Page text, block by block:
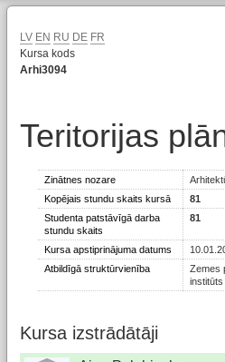
LV EN RU DE FR
Kursa kods
Arhi3094
Teritorijas
Zinātnes nozare
Kopējais stundu skaits kursā
81
Studenta patstāvīgā darba
stundu skaits
81
Kursa apstiprinājuma datums
Atbildīgā struktūrvienība
Zemes
institūts
Kursa izstrādātāji